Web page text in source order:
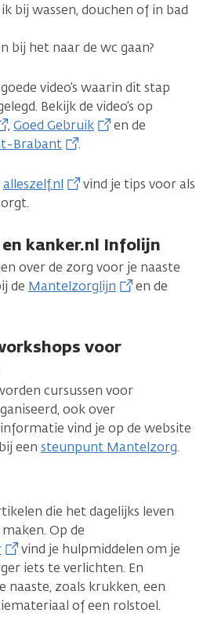
bij wassen, douchen of in bad
bij het naar de wc gaan?
video’s waarin dit stap
Bekijk de video’s op
,Goed Gebruik
en de
Brabant
.
alleszelf.nl
vind je tips voor als
kanker.nl Infolijn
over de zorg voor je naaste
de Mantelzorglijn
en de
voor
cursussen voor
ook over
vind je op de website
een steunpunt Mantelzorg.
die het dagelijks leven
Op de
vind je hulpmiddelen om je
iets te verlichten. En
naaste, zoals krukken, een
of een rolstoel.